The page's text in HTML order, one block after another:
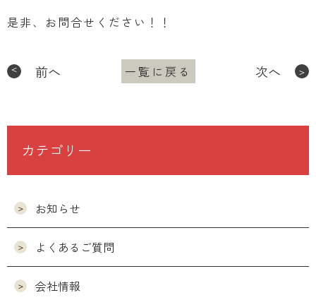
是非、お問合せください！！
前へ 一覧に戻る 次へ
カテゴリー
お知らせ
よくあるご質問
会社情報